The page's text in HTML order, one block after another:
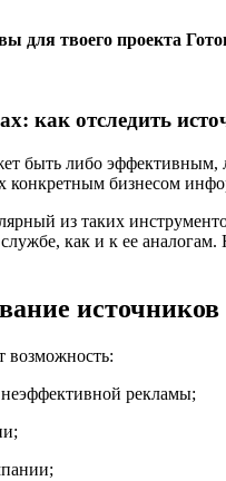
для твоего проекта
как отследить
быть либо эффективным,
конкретным бизнесом
из таких
как и к ее
возможность:
неэффективной рекламы;